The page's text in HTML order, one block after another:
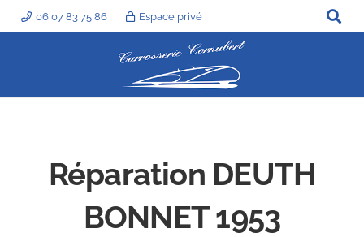
06 07 83 75 86 Espace privé
Réparation DEUTH
BONNET 1953